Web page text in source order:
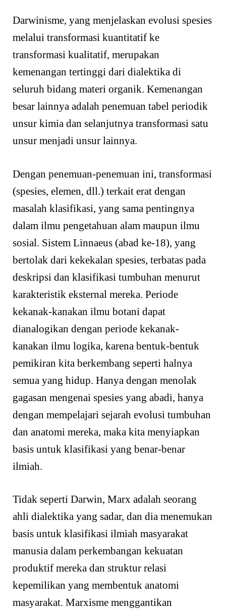
Darwinisme, yang menjelaskan evolusi spesies
melalui transformasi kuantitatif ke
transformasi kualitatif, merupakan
kemenangan tertinggi dari dialektika di
seluruh bidang materi organik. Kemenangan
besar lainnya adalah penemuan tabel periodik
unsur kimia dan selanjutnya transformasi satu
unsur menjadi unsur lainnya.
Dengan penemuan-penemuan ini, transformasi
(spesies, elemen, dll.) terkait erat dengan
masalah klasifikasi, yang sama pentingnya
dalam ilmu pengetahuan alam maupun ilmu
sosial. Sistem Linnaeus (abad ke-18), yang
bertolak dari kekekalan spesies, terbatas pada
deskripsi dan klasifikasi tumbuhan menurut
karakteristik eksternal mereka. Periode
kekanak-kanakan ilmu botani dapat
dianalogikan dengan periode kekanak-
kanakan ilmu logika, karena bentuk-bentuk
pemikiran kita berkembang seperti halnya
semua yang hidup. Hanya dengan menolak
gagasan mengenai spesies yang abadi, hanya
dengan mempelajari sejarah evolusi tumbuhan
dan anatomi mereka, maka kita menyiapkan
basis untuk klasifikasi yang benar-benar
ilmiah.
Tidak seperti Darwin, Marx adalah seorang
ahli dialektika yang sadar, dan dia menemukan
basis untuk klasifikasi ilmiah masyarakat
manusia dalam perkembangan kekuatan
produktif mereka dan struktur relasi
kepemilikan yang membentuk anatomi
masyarakat. Marxisme menggantikan